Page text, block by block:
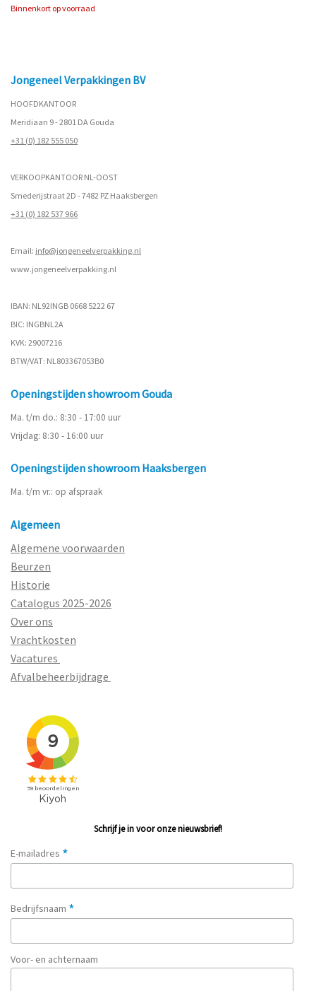
Binnenkort op voorraad
Jongeneel Verpakkingen BV
HOOFDKANTOOR
Meridiaan 9 - 2801 DA Gouda
+31 (0) 182 555 050
VERKOOPKANTOOR NL-OOST
Smederijstraat 2D - 7482 PZ Haaksbergen
+31 (0) 182 537 966
Email: info@jongeneelverpakking.nl
www.jongeneelverpakking.nl
IBAN: NL92INGB 0668 5222 67
BIC: INGBNL2A
KVK: 29007216
BTW/VAT: NL803367053B0
Openingstijden showroom Gouda
Ma. t/m do.: 8:30 - 17:00 uur
Vrijdag: 8:30 - 16:00 uur
Openingstijden showroom Haaksbergen
Ma. t/m vr.: op afspraak
Algemeen
Algemene voorwaarden
Beurzen
Historie
Catalogus 2025-2026
Over ons
Vrachtkosten
Vacatures
Afvalbeheerbijdrage
Schrijf je in voor onze nieuwsbrief!
E-mailadres *
Bedrijfsnaam *
Voor- en achternaam